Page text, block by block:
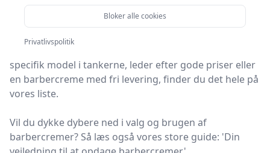
dig og udvalgt 17 af de bedste barbercremer på
markedet.
Så uanset om du vægter høj kvalitet, allerede har en
specifik model i tankerne, leder efter gode priser eller
en barbercreme med fri levering, finder du det hele på
vores liste.
Vil du dykke dybere ned i valg og brugen af
barbercremer? Så læs også vores store guide: 'Din
Bloker alle cookies
Privatlivspolitik